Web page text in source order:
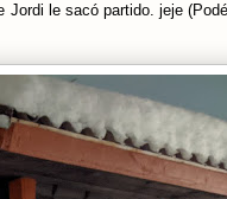
le sacó partido. jeje